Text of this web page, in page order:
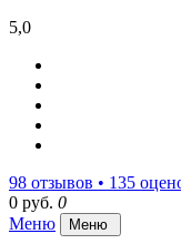
5,0
98 отзывов • 135
0 руб. 0
Меню
Меню